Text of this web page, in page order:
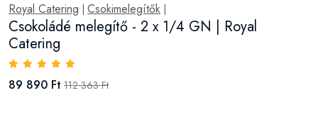
Royal Catering Csokimelegítők
Csokoládé melegítő - 2 x 1/4 GN | Royal
Catering
89 890 Ft 112 363 Ft